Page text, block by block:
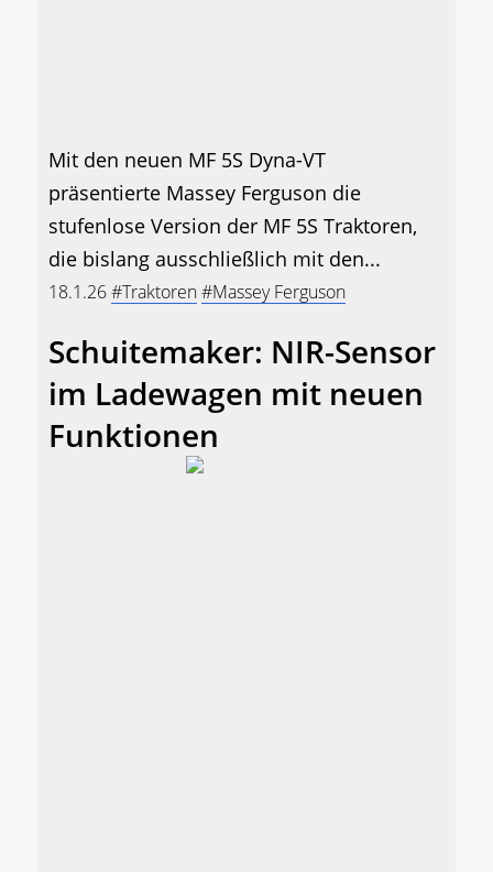
Mit den neuen MF 5S Dyna-VT
präsentierte Massey Ferguson die
stufenlose Version der MF 5S Traktoren,
die bislang ausschließlich mit den...
18.1.26#Traktoren#Massey Ferguson
Schuitemaker: NIR-Sensor
im Ladewagen mit neuen
Funktionen